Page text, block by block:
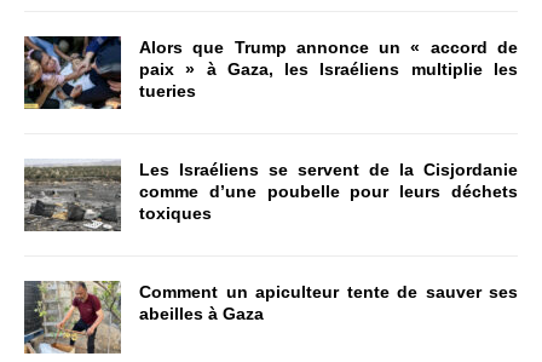
Alors que Trump annonce un « accord de
paix » à Gaza, les Israéliens multiplie les
tueries
Les Israéliens se servent de la Cisjordanie
comme d’une poubelle pour leurs déchets
toxiques
Comment un apiculteur tente de sauver ses
abeilles à Gaza